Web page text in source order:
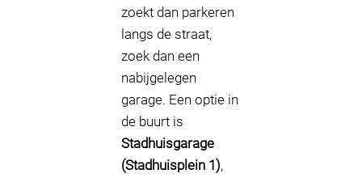
zoekt dan parkeren
langs de straat,
zoek dan een
nabijgelegen
garage. Een optie in
de buurt is
Stadhuisgarage
(Stadhuisplein 1),